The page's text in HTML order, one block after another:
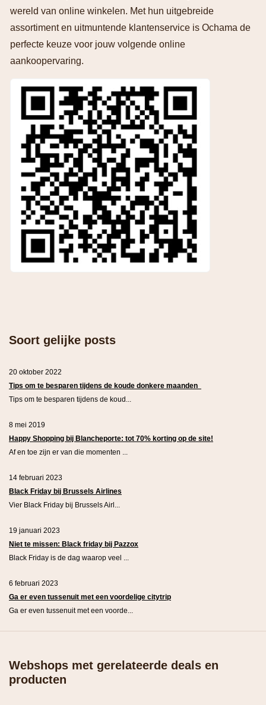
wereld van online winkelen. Met hun uitgebreide
assortiment en uitmuntende klantenservice is Ochama de
perfecte keuze voor jouw volgende online
aankoopervaring.
Soort gelijke posts
20 oktober 2022
Tips om te besparen tijdens de koude donkere maanden
Tips om te besparen tijdens de koud...
8 mei 2019
Happy Shopping bij Blancheporte: tot 70% korting op de site!
Af en toe zijn er van die momenten ...
14 februari 2023
Black Friday bij Brussels Airlines
Vier Black Friday bij Brussels Airl...
19 januari 2023
Niet te missen: Black friday bij Pazzox
Black Friday is de dag waarop veel ...
6 februari 2023
Ga er even tussenuit met een voordelige citytrip
Ga er even tussenuit met een voorde...
Webshops met gerelateerde deals en
producten